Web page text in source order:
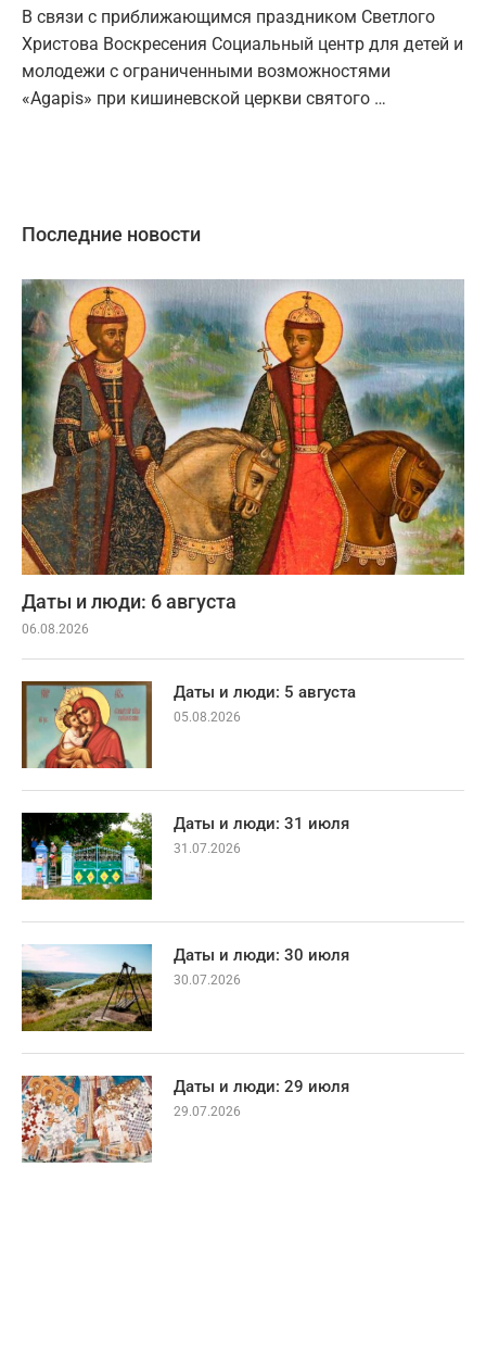
В связи с приближающимся праздником Светлого
Христова Воскресения Социальный центр для детей и
молодежи с ограниченными возможностями
«Agapis» при кишиневской церкви святого …
Последние новости
Даты и люди: 6 августа
06.08.2026
Даты и люди: 5 августа
05.08.2026
Даты и люди: 31 июля
31.07.2026
Даты и люди: 30 июля
30.07.2026
Даты и люди: 29 июля
29.07.2026